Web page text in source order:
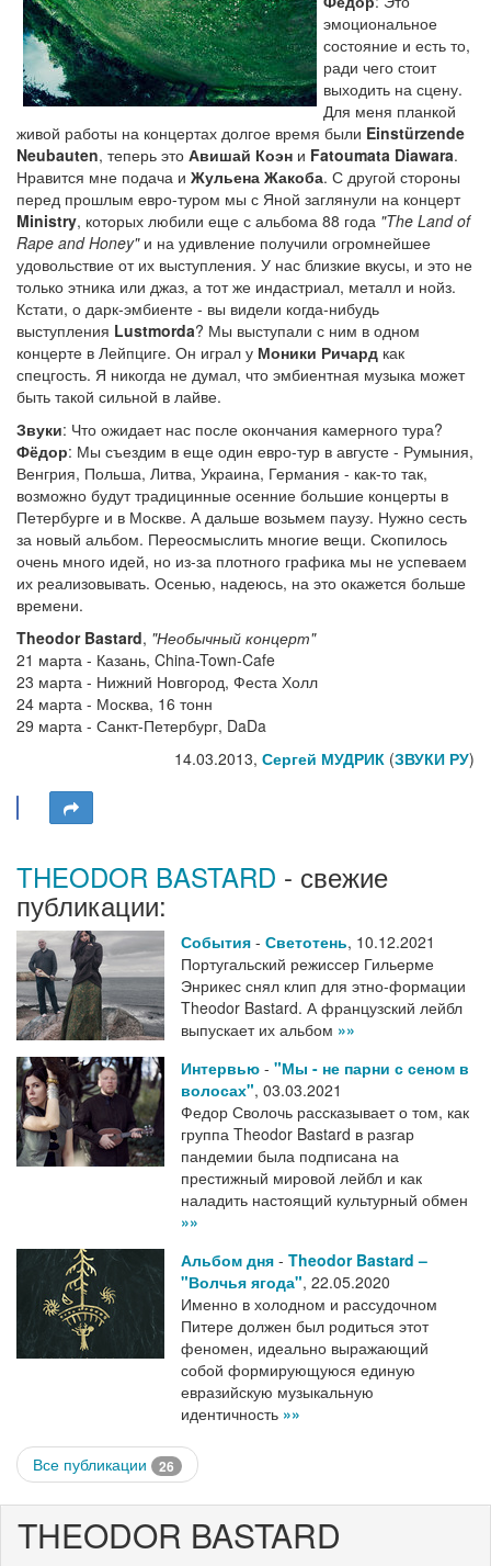
эмоциональное
состояние и есть то,
ради чего стоит
выходить на сцену.
Для меня планкой
живой работы на концертах долгое время были Einstürzende
Neubauten, теперь это Авишай Коэн и Fatoumata Diawara.
Нравится мне подача и Жульена Жакоба. С другой стороны
перед прошлым евро-туром мы с Яной заглянули на концерт
Ministry, которых любили еще с альбома 88 года "The Land of
Rape and Honey"и на удивление получили огромнейшее
удовольствие от их выступления. У нас близкие вкусы, и это не
только этника или джаз, а тот же индастриал, металл и нойз.
Кстати, о дарк-эмбиенте - вы видели когда-нибудь
выступления Lustmorda? Мы выступали с ним в одном
концерте в Лейпциге. Он играл у Моники Ричард как
спецгость. Я никогда не думал, что эмбиентная музыка может
быть такой сильной в лайве.
Звуки: Что ожидает нас после окончания камерного тура?
Фёдор: Мы съездим в еще один евро-тур в августе - Румыния,
Венгрия, Польша, Литва, Украина, Германия - как-то так,
возможно будут традицинные осенние большие концерты в
Петербурге и в Москве. А дальше возьмем паузу. Нужно сесть
за новый альбом. Переосмыслить многие вещи. Скопилось
очень много идей, но из-за плотного графика мы не успеваем
их реализовывать. Осенью, надеюсь, на это окажется больше
времени.
Theodor Bastard, "Необычный концерт"
21 марта - Казань, China-Town-Cafe
23 марта - Нижний Новгород, Феста Холл
24 марта - Москва, 16 тонн
29 марта - Санкт-Петербург, DaDa
14.03.2013, Сергей МУДРИК (ЗВУКИ РУ)
THEODOR BASTARD - свежие
публикации:
События - Светотень, 10.12.2021
Португальский режиссер Гильерме
Энрикес снял клип для этно-формации
Theodor Bastard. А французский лейбл
выпускает их альбом »»
Интервью - "Мы - не парни с сеном в
волосах", 03.03.2021
Федор Сволочь рассказывает о том, как
группа Theodor Bastard в разгар
пандемии была подписана на
престижный мировой лейбл и как
наладить настоящий культурный обмен
»»
Альбом дня - Theodor Bastard –
"Волчья ягода", 22.05.2020
Именно в холодном и рассудочном
Питере должен был родиться этот
феномен, идеально выражающий
собой формирующуюся единую
евразийскую музыкальную
идентичность »»
Все публикации 26
THEODOR BASTARD